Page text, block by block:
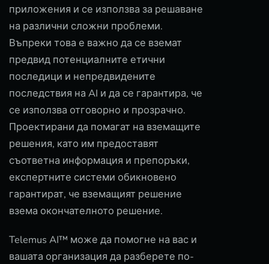
приложения и се използва за решаване
на различни сложни проблеми.
Въпреки това е важно да се вземат
предвид потенциалните етични
последици и непредвидените
последствия на AI и да се гарантира, че
се използва отговорно и прозрачно.
Проектирани да помагат на вземащите
решения, като им предоставят
съответна информация и препоръки,
експертните системи обикновено
гарантират, че вземащият решение
взема окончателното решение.
Telemus AI™ може да помогне на вас и
вашата организация да разберете по-